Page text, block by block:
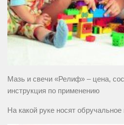
Мазь и свечи «Релиф» – цена,
инструкция по применению
На какой руке носят